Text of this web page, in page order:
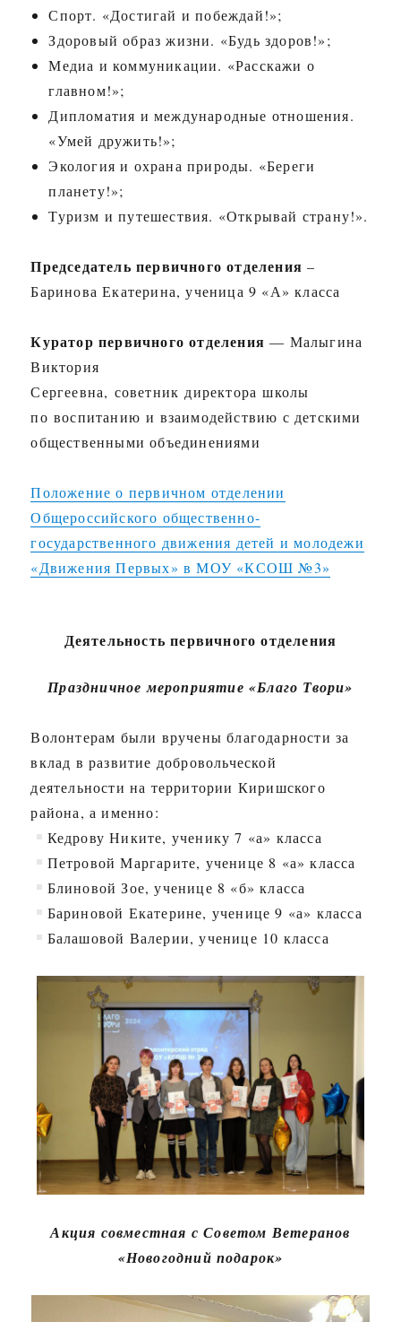
Спорт. «Достигай и побеждай!»;
Здоровый образ жизни. «Будь здоров!»;
Медиа и коммуникации. «Расскажи о
главном!»;
Дипломатия и международные отношения.
«Умей дружить!»;
Экология и охрана природы. «Береги
планету!»;
Туризм и путешествия. «Открывай страну!».
Председатель первичного отделения –
Баринова Екатерина, ученица 9 «А» класса
Куратор первичного отделения— Малыгина
Виктория
Сергеевна, советник директора школы
по воспитанию и взаимодействию с детскими
общественными объединениями
Положение о первичном отделении
Общероссийского общественно-
государственного движения детей и молодежи
«Движения Первых» в МОУ «КСОШ №3»
Деятельность первичного отделения
Праздничное мероприятие «Благо Твори»
Волонтерам были вручены благодарности за
вклад в развитие добровольческой
деятельности на территории Киришского
района, а именно:
Кедрову Никите, ученику 7 «а» класса
Петровой Маргарите, ученице 8 «а» класса
Блиновой Зое, ученице 8 «б» класса
Бариновой Екатерине, ученице 9 «а» класса
Балашовой Валерии, ученице 10 класса
Акция совместная с Советом Ветеранов
«Новогодний подарок»